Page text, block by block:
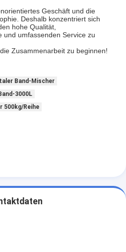
Geschäft und die
Deshalb konzentriert sich
hohe Qualität,
und umfassenden Service zu
Zusammenarbeit zu beginnen!
Band-Mischer
3000L
500kg/Reihe